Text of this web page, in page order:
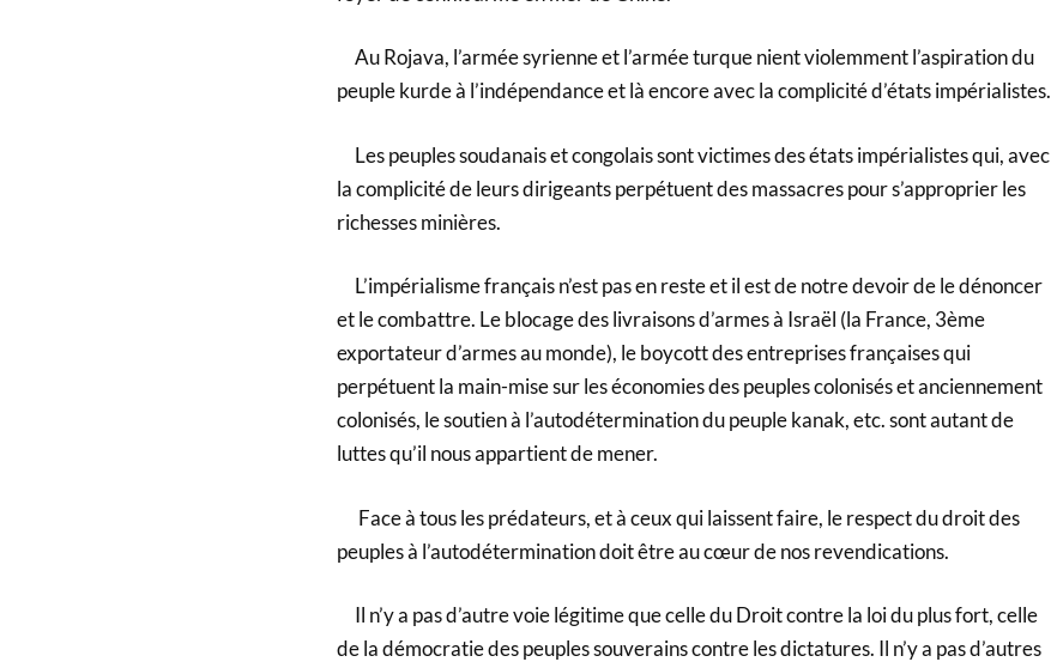
Au Rojava, l’armée syrienne et l’armée turque nient violemment l’aspiration du
peuple kurde à l’indépendance et là encore avec la complicité d’états impérialistes.
Les peuples soudanais et congolais sont victimes des états impérialistes qui, avec
la complicité de leurs dirigeants perpétuent des massacres pour s’approprier les
richesses minières.
L’impérialisme français n’est pas en reste et il est de notre devoir de le dénoncer
et le combattre. Le blocage des livraisons d’armes à Israël (la France, 3ème
exportateur d’armes au monde), le boycott des entreprises françaises qui
perpétuent la main-mise sur les économies des peuples colonisés et anciennement
colonisés, le soutien à l’autodétermination du peuple kanak, etc. sont autant de
luttes qu’il nous appartient de mener.
Face à tous les prédateurs, et à ceux qui laissent faire, le respect du droit des
peuples à l’autodétermination doit être au cœur de nos revendications.
Il n’y a pas d’autre voie légitime que celle du Droit contre la loi du plus fort, celle
de la démocratie des peuples souverains contre les dictatures. Il n’y a pas d’autres